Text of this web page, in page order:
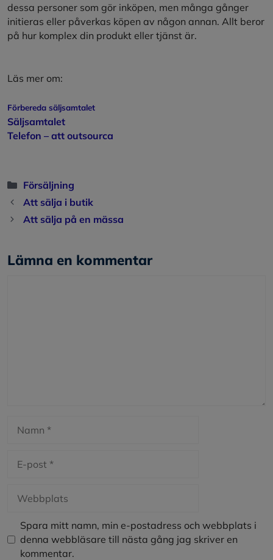
dessa personer som gör inköpen, men många gånger
initieras eller påverkas köpen av någon annan. Allt beror
på hur komplex din produkt eller tjänst är.
Läs mer om:
Förbereda säljsamtalet
Säljsamtalet
Telefon – att outsourca
Kategorier
Försäljning
Att sälja i butik
Att sälja på en mässa
Lämna en kommentar
post
Spara mitt namn, min e-postadress och webbplats i
denna webbläsare till nästa gång jag skriver en
kommentar.